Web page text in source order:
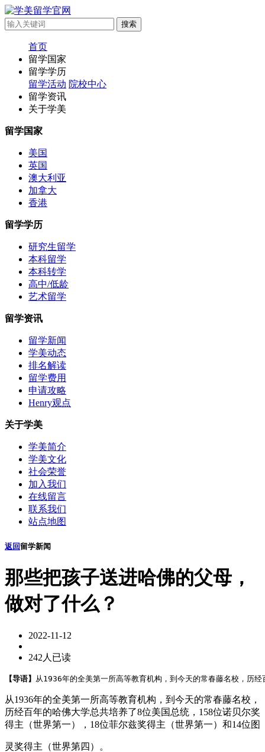
首页
留学国家
留学学历
留学活动 院校中心
留学资讯
关于学美
留学国家
美国
英国
澳大利亚
加拿大
香港
留学学历
研究生留学
本科留学
本科转学
高中/低龄
艺术留学
留学资讯
留学新闻
学美动态
排名解读
留学费用
申请攻略
Henry观点
关于学美
学美简介
学美文化
社会荣誉
加入我们
在线留言
联系我们
站点地图
返回 留学新闻
那些把孩子送进哈佛的父母，
做对了什么？
2022-11-12
242人已读
【导语】 从1936年的全美第一所高等教育机构，到今天的常春藤名校，
从1936年的全美第一所高等教育机构，到今天的常春藤名校，
历经百年的哈佛大学总共培养了8位美国总统，158位诺贝尔奖
得主（世界第一），18位菲尔兹奖得主（世界第一）和14位图
灵奖得主（世界第四）。